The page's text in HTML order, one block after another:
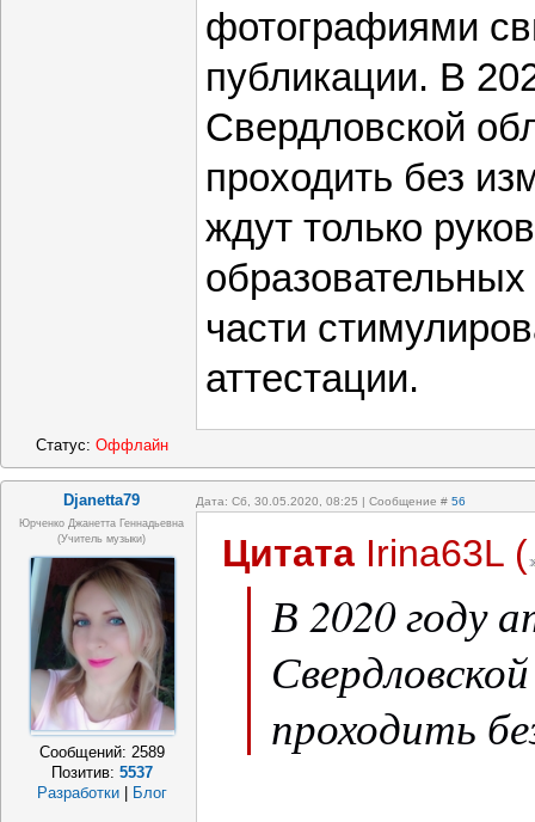
фотографиями
публикации. В
Свердловской
проходить без
ждут только
части
аттестации.
Статус: Оффлайн
Djanetta79 Дата: Сб, 30.05.2020, 08:25 | Сообщение # 56
Юрченко Джанетта Геннадьевна
(Учитель музыки)
Сообщений: 2589
Позитив: 5537
Разработки | Блог
Цитата Irina63L (
В 2020 году
проходить